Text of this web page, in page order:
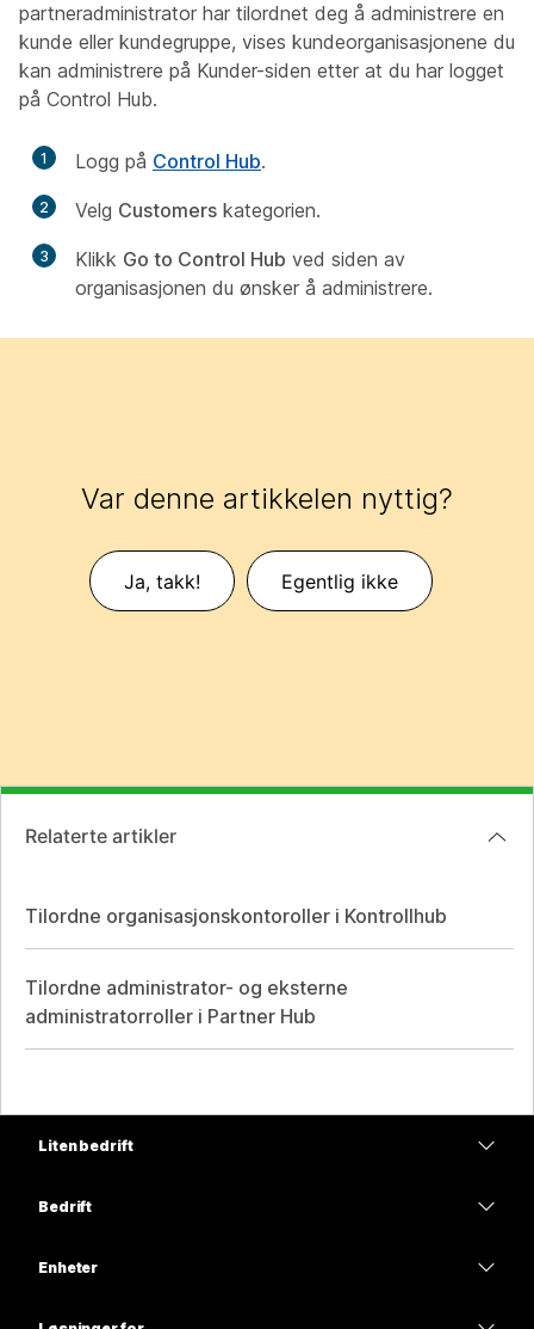
partneradministrator har tilordnet deg å administrere en
kunde eller kundegruppe, vises kundeorganisasjonene du
kan administrere på Kunder-siden etter at du har logget
på Control Hub.
1 Logg på Control Hub.
2 Velg Customers kategorien.
3 Klikk Go to Control Hub ved siden av
organisasjonen du ønsker å administrere.
Var denne artikkelen nyttig?
Ja, takk! Egentlig ikke
Relaterte artikler
Tilordne organisasjonskontoroller i Kontrollhub
Tilordne administrator- og eksterne
administratorroller i Partner Hub
Liten bedrift
Bedrift
Enheter